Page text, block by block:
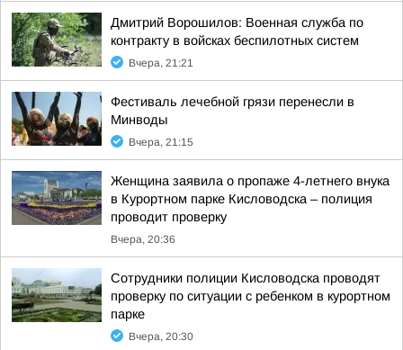
Дмитрий Ворошилов: Военная служба по
контракту в войсках беспилотных систем
Вчера, 21:21
Фестиваль лечебной грязи перенесли в
Минводы
Вчера, 21:15
Женщина заявила о пропаже 4-летнего внука
в Курортном парке Кисловодска – полиция
проводит проверку
Вчера, 20:36
Сотрудники полиции Кисловодска проводят
проверку по ситуации с ребенком в курортном
парке
Вчера, 20:30